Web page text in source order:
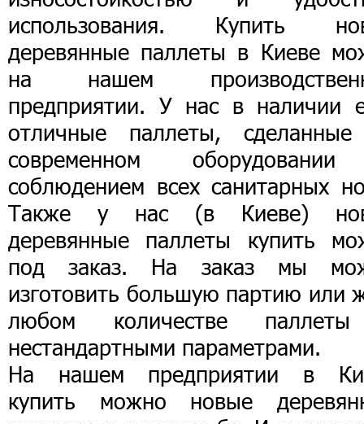
использования. Купить
деревянные паллеты в Киеве
на нашем
предприятии. У нас в наличии
отличные паллеты,
современном
соблюдением всех санитарных
Также у нас (в Киеве)
деревянные паллеты купить
под заказ. На заказ мы
изготовить большую партию или
любом количестве
нестандартными параметрами.
На нашем предприятии в
купить можно новые